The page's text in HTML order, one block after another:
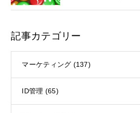
記事カテゴリー
マーケティング (137)
ID管理 (65)